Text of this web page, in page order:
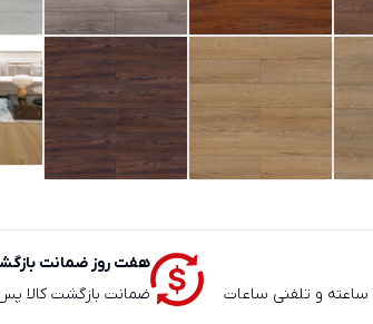
پشتیبانی آنلاین 24 ساعته و تلفنی ساعات
هفت روز ضمانت
ضمانت بازگشت کالا پس از